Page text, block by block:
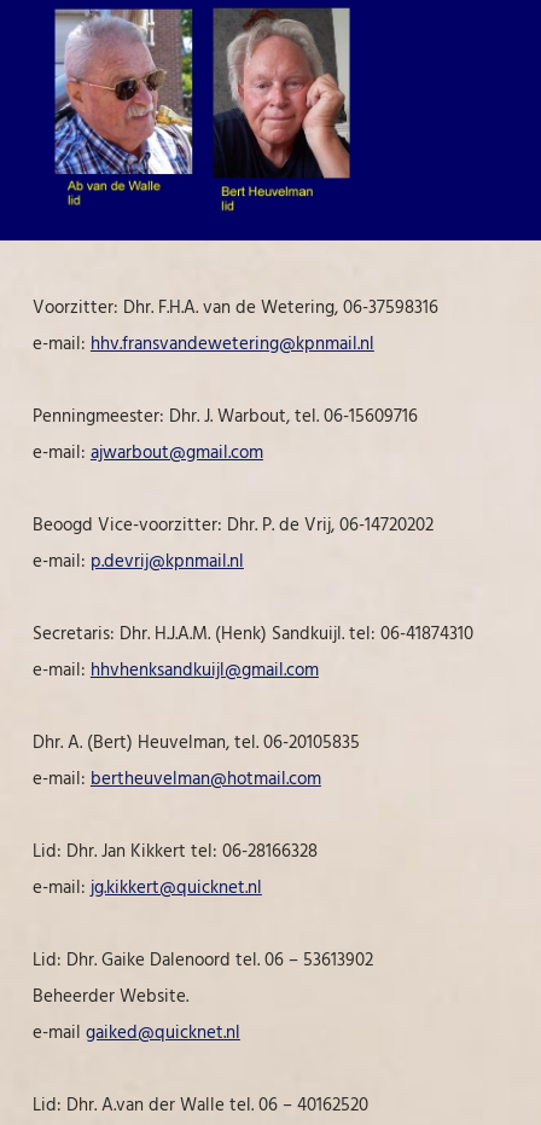
Voorzitter: Dhr. F.H.A. van de Wetering, 06-37598316
e-mail: hhv.fransvandewetering@kpnmail.nl
Penningmeester: Dhr. J. Warbout, tel. 06-15609716
e-mail: ajwarbout@gmail.com
Beoogd Vice-voorzitter: Dhr. P. de Vrij, 06-14720202
e-mail: p.devrij@kpnmail.nl
Secretaris: Dhr. H.J.A.M. (Henk) Sandkuijl. tel: 06-41874310
e-mail: hhvhenksandkuijl@gmail.com
Dhr. A. (Bert) Heuvelman, tel. 06-20105835
e-mail: bertheuvelman@hotmail.com
Lid: Dhr. Jan Kikkert tel: 06-28166328
e-mail: jg.kikkert@quicknet.nl
Lid: Dhr. Gaike Dalenoord tel. 06 – 53613902
Beheerder Website.
e-mail gaiked@quicknet.nl
Lid: Dhr. A.van der Walle tel. 06 – 40162520